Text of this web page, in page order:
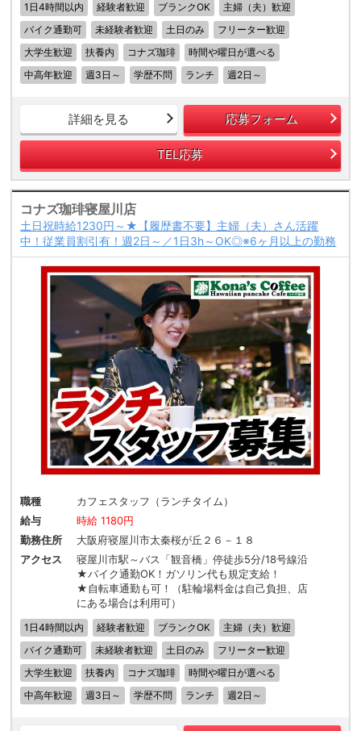
1日4時間以内 経験者歓迎 ブランクOK
主婦（夫）歓迎
バイク通勤可
未経験者歓迎 土日のみ
フリーター歓迎
大学生歓迎
扶養内 コナズ珈琲
時間や曜日が選べる
中高年歓迎
週3日～ 学歴不問 ランチ 週2日～
詳細を見る 応募フォーム
TEL応募
コナズ珈琲寝屋川店
土日祝時給1230円～★【履歴書不要】主婦（夫）さん活躍
中！従業員割引有！週2日～／1日3h～OK◎※6ヶ月以上の勤務
職種
カフェスタッフ（ランチタイム）
給与
時給 1180円
勤務住所
大阪府寝屋川市太秦桜が丘２６－１８
アクセス
寝屋川市駅～バス「観音橋」停徒歩5分/18号線沿
★バイク通勤OK！ガソリン代も規定支給！
★自転車通勤も可！（駐輪場料金は自己負担、店
にある場合は利用可）
1日4時間以内 経験者歓迎 ブランクOK
主婦（夫）歓迎
バイク通勤可
未経験者歓迎 土日のみ
フリーター歓迎
大学生歓迎
扶養内 コナズ珈琲
時間や曜日が選べる
中高年歓迎
週3日～ 学歴不問 ランチ 週2日～